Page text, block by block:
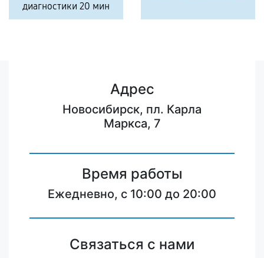
диагностики 20 мин
Адрес
Новосибирск, пл. Карла
Маркса, 7
Время работы
Ежедневно, с 10:00 до 20:00
Связаться с нами